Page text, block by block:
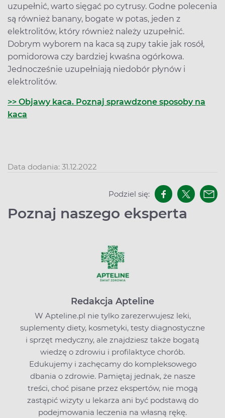
uzupełnić, warto sięgać po cytrusy. Godne polecenia
są również banany, bogate w potas, jeden z
elektrolitów, który również należy uzupełnić.
Dobrym wyborem na kaca są zupy takie jak rosół,
pomidorowa czy bardziej kwaśna ogórkowa.
Jednocześnie uzupełniają niedobór płynów i
elektrolitów.
>> Objawy kaca. Poznaj sprawdzone sposoby na
kaca
Data dodania: 31.12.2022
Podziel się:
Poznaj naszego eksperta
Redakcja Apteline
W Apteline.pl nie tylko zarezerwujesz leki,
suplementy diety, kosmetyki, testy diagnostyczne
i sprzęt medyczny, ale znajdziesz także bogatą
wiedzę o zdrowiu i profilaktyce chorób.
Edukujemy i zachęcamy do kompleksowego
dbania o zdrowie. Pamiętaj jednak, że nasze
treści, choć pisane przez ekspertów, nie mogą
zastąpić wizyty u lekarza ani być podstawą do
podejmowania leczenia na własną rękę.